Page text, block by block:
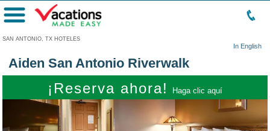
SAN ANTONIO, TX HOTELES
In English
Menú
Aiden San Antonio Riverwalk
¡Reserva ahora! Haga clic aquí